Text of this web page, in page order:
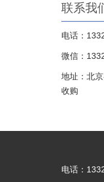
联系我
电话：
微信：
地址：北
收购
电话：